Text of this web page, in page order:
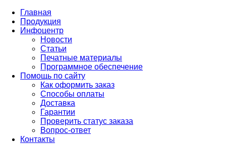
Главная
Продукция
Инфоцентр
Новости
Статьи
Печатные материалы
Программное обеспечение
Помощь по сайту
Как оформить заказ
Способы оплаты
Доставка
Гарантии
Проверить статус заказа
Вопрос-ответ
Контакты